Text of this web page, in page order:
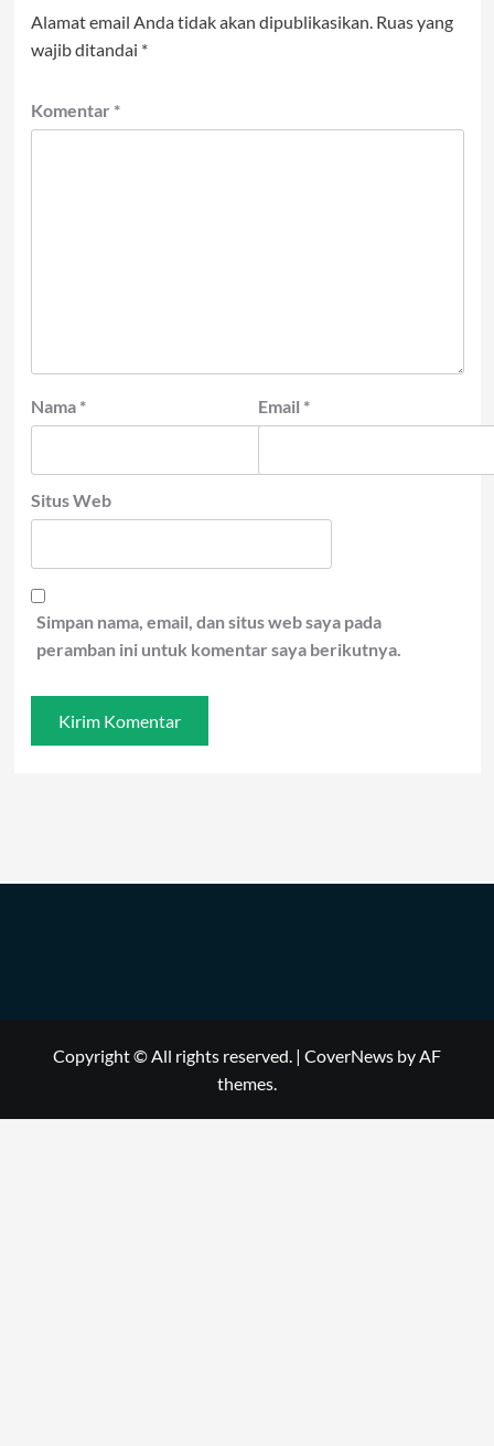
Alamat email Anda tidak akan dipublikasikan. Ruas yang
wajib ditandai *
Komentar *
Nama * Email *
Situs Web
Simpan nama, email, dan situs web saya pada
peramban ini untuk komentar saya berikutnya.
Copyright © All rights reserved. | CoverNews by AF
themes.